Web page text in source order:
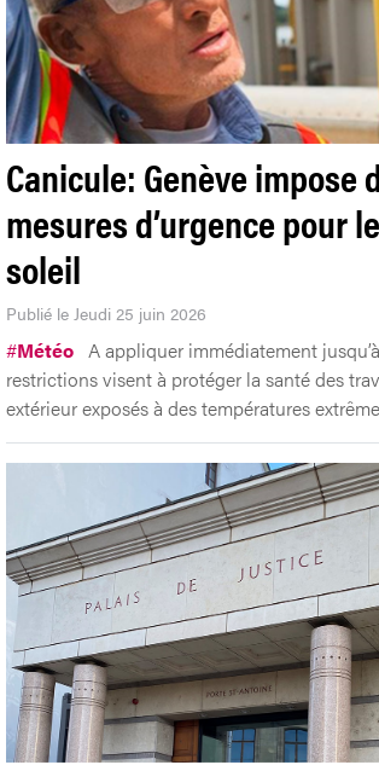
Canicule: Genève impose
mesures d’urgence pour
soleil
Publié le Jeudi 25 juin 2026
#Météo A appliquer immédiatement
restrictions visent à protéger la santé des
extérieur exposés à des températures